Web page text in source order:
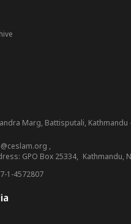
Marg, Battisputali, Kathmandu
,
GPO Box 25334, Kathmandu,
1-4572807